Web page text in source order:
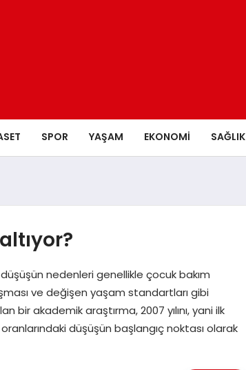
SPOR YAŞAM EKONOMI SAĞLIK
nedenleri genellikle çocuk bakım
ve değişen yaşam standartları gibi
bir akademik araştırma, 2007 yılını, yani ilk
düşüşün başlangıç noktası olarak